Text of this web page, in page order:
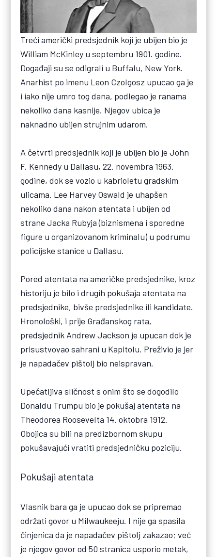
Treći američki predsjednik koji je ubijen bio je
William McKinley u septembru 1901. godine.
Događaji su se odigrali u Buffalu, New York.
Anarhist po imenu Leon Czolgosz upucao ga je
i iako nije umro tog dana, podlegao je ranama
nekoliko dana kasnije. Njegov ubica je
naknadno ubijen strujnim udarom.
A četvrti predsjednik koji je ubijen bio je John
F. Kennedy u Dallasu, 22. novembra 1963.
godine, dok se vozio u kabrioletu gradskim
ulicama. Lee Harvey Oswald je uhapšen
nekoliko dana nakon atentata i ubijen od
strane Jacka Rubyja (biznismena i sporedne
figure u organizovanom kriminalu) u podrumu
policijske stanice u Dallasu.
Pored atentata na američke predsjednike, kroz
historiju je bilo i drugih pokušaja atentata na
predsjednike, bivše predsjednike ili kandidate.
Hronološki, i prije Građanskog rata,
predsjednik Andrew Jackson je upucan dok je
prisustvovao sahrani u Kapitolu. Preživio je jer
je napadačev pištolj bio neispravan.
Upečatljiva sličnost s onim što se dogodilo
Donaldu Trumpu bio je pokušaj atentata na
Theodorea Roosevelta 14. oktobra 1912.
Obojica su bili na predizbornom skupu
pokušavajući vratiti predsjedničku poziciju.
Pokušaji atentata
Vlasnik bara ga je upucao dok se pripremao
održati govor u Milwaukeeju. I nije ga spasila
činjenica da je napadačev pištolj zakazao; već
je njegov govor od 50 stranica usporio metak,